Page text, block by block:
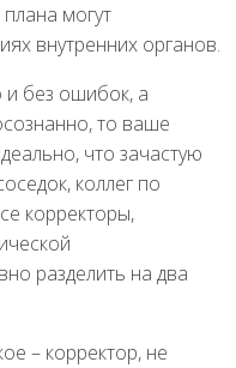
могут
внутренних органов.
и без ошибок, а
то ваше
что зачастую
коллег по
корректоры,
разделить на два
– корректор, не